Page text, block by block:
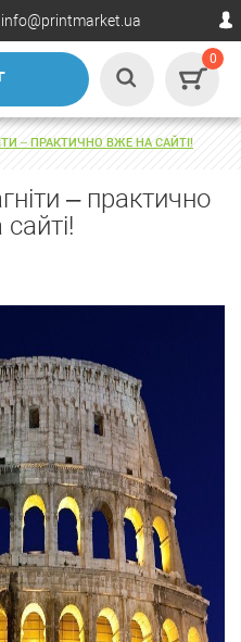
info@printmarket.ua
0
– ПРАКТИЧНО ВЖЕ НА САЙТІ!
– практично